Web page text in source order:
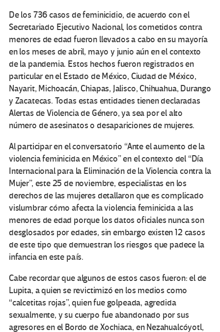
De los 736 casos de feminicidio, de acuerdo con el
Secretariado Ejecutivo Nacional, los cometidos contra
menores de edad fueron llevados a cabo en su mayoría
en los meses de abril, mayo y junio aún en el contexto
de la pandemia. Estos hechos fueron registrados en
particular en el Estado de México, Ciudad de México,
Nayarit, Michoacán, Chiapas, Jalisco, Chihuahua, Durango
y Zacatecas. Todas estas entidades tienen declaradas
Alertas de Violencia de Género, ya sea por el alto
número de asesinatos o desapariciones de mujeres.
Al participar en el conversatorio “Ante el aumento de la
violencia feminicida en México” en el contexto del “Día
Internacional para la Eliminación de la Violencia contra la
Mujer”, este 25 de noviembre, especialistas en los
derechos de las mujeres detallaron que es complicado
vislumbrar cómo afecta la violencia feminicida a las
menores de edad porque los datos oficiales nunca son
desglosados por edades, sin embargo existen 12 casos
de este tipo que demuestran los riesgos que padece la
infancia en este país.
Cabe recordar que algunos de estos casos fueron: el de
Lupita, a quien se revictimizó en los medios como
“calcetitas rojas”, quien fue golpeada, agredida
sexualmente, y su cuerpo fue abandonado por sus
agresores en el Bordo de Xochiaca, en Nezahualcóyotl,